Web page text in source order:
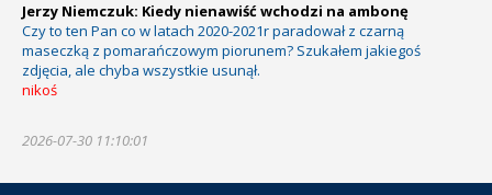
Jerzy Niemczuk: Kiedy nienawiść wchodzi na ambonę
Czy to ten Pan co w latach 2020-2021r paradował z czarną
maseczką z pomarańczowym piorunem? Szukałem jakiegoś
zdjęcia, ale chyba wszystkie usunął.
nikoś
2026-07-30 11:10:01